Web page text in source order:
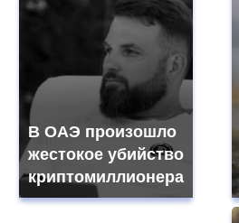
В ОАЭ произошло
жестокое убийство
криптомиллионера